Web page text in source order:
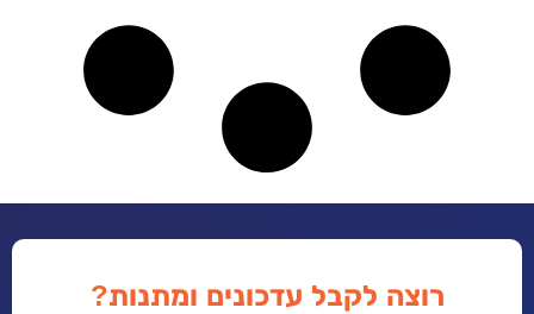
רוצה לקבל עדכונים ומתנות?